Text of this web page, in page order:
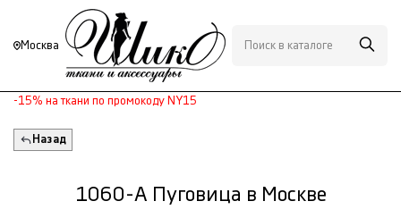
Москва
-15% на ткани по промокоду NY15
Назад
1060-А Пуговица в Москве